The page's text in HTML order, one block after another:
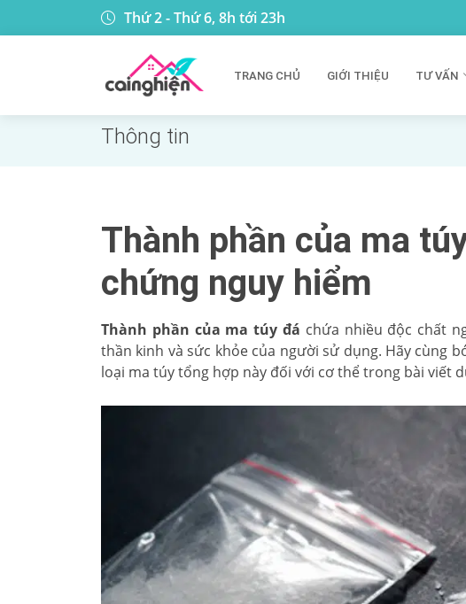
Thứ 2 - Thứ 6, 8h tới 23h
TRANG CHỦ GIỚI THIỆU TƯ VẤN
Thông tin
Thành phần của ma
chứng nguy hiểm
Thành phần của ma túy đá chứa nhiều độc chất
thần kinh và sức khỏe của người sử dụng. Hãy cùng
loại ma túy tổng hợp này đối với cơ thể trong bài viết